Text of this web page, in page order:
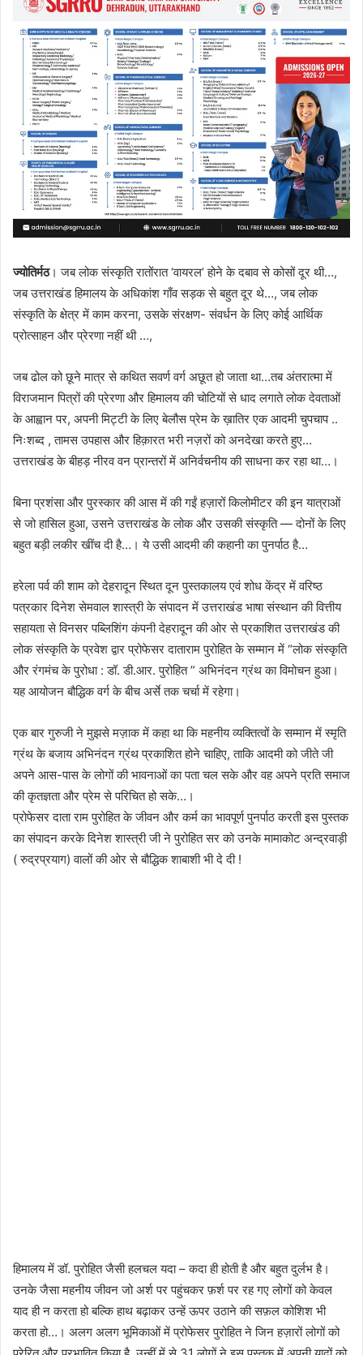
ज्योतिर्मठ। जब लोक संस्कृति रातोंरात ‘वायरल’ होने के दबाव से कोसों दूर थी…,
जब उत्तराखंड हिमालय के अधिकांश गाँव सड़क से बहुत दूर थे…, जब लोक
संस्कृति के क्षेत्र में काम करना, उसके संरक्षण- संवर्धन के लिए कोई आर्थिक
प्रोत्साहन और प्रेरणा नहीं थी …,
जब ढोल को छूने मात्र से कथित सवर्ण वर्ग अछूत हो जाता था…तब अंतरात्मा में
विराजमान पित्रों की प्रेरणा और हिमालय की चोटियों से धाद लगाते लोक देवताओं
के आह्वान पर, अपनी मिट्टी के लिए बेलौस प्रेम के ख़ातिर एक आदमी चुपचाप ..
निःशब्द , तामस उपहास और हिक़ारत भरी नज़रों को अनदेखा करते हुए…
उत्तराखंड के बीहड़ नीरव वन प्रान्तरों में अनिर्वचनीय की साधना कर रहा था…।
बिना प्रशंसा और पुरस्कार की आस में की गईं हज़ारों किलोमीटर की इन यात्राओं
से जो हासिल हुआ, उसने उत्तराखंड के लोक और उसकी संस्कृति — दोनों के लिए
बहुत बड़ी लकीर खींच दी है…। ये उसी आदमी की कहानी का पुनर्पाठ है…
हरेला पर्व की शाम को देहरादून स्थित दून पुस्तकालय एवं शोध केंद्र में वरिष्ठ
पत्रकार दिनेश सेमवाल शास्त्री के संपादन में उत्तराखंड भाषा संस्थान की वित्तीय
सहायता से विनसर पब्लिशिंग कंपनी देहरादून की ओर से प्रकाशित उत्तराखंड की
लोक संस्कृति के प्रवेश द्वार प्रोफेसर दाताराम पुरोहित के सम्मान में “लोक संस्कृति
और रंगमंच के पुरोधा : डॉ. डी.आर. पुरोहित ” अभिनंदन ग्रंथ का विमोचन हुआ।
यह आयोजन बौद्धिक वर्ग के बीच अर्से तक चर्चा में रहेगा।
एक बार गुरुजी ने मुझसे मज़ाक में कहा था कि महनीय व्यक्तित्वों के सम्मान में स्मृति
ग्रंथ के बजाय अभिनंदन ग्रंथ प्रकाशित होने चाहिए, ताकि आदमी को जीते जी
अपने आस-पास के लोगों की भावनाओं का पता चल सके और वह अपने प्रति समाज
की कृतज्ञता और प्रेम से परिचित हो सके…।
प्रोफेसर दाता राम पुरोहित के जीवन और कर्म का भावपूर्ण पुनर्पाठ करती इस पुस्तक
का संपादन करके दिनेश शास्त्री जी ने पुरोहित सर को उनके मामाकोट अन्द्रवाड़ी
( रुद्रप्रयाग) वालों की ओर से बौद्धिक शाबाशी भी दे दी !
हिमालय में डॉ. पुरोहित जैसी हलचल यदा – कदा ही होती है और बहुत दुर्लभ है।
उनके जैसा महनीय जीवन जो अर्श पर पहुंचकर फ़र्श पर रह गए लोगों को केवल
याद ही न करता हो बल्कि हाथ बढ़ाकर उन्हें ऊपर उठाने की सफ़ल कोशिश भी
करता हो…। अलग अलग भूमिकाओं में प्रोफेसर पुरोहित ने जिन हज़ारों लोगों को